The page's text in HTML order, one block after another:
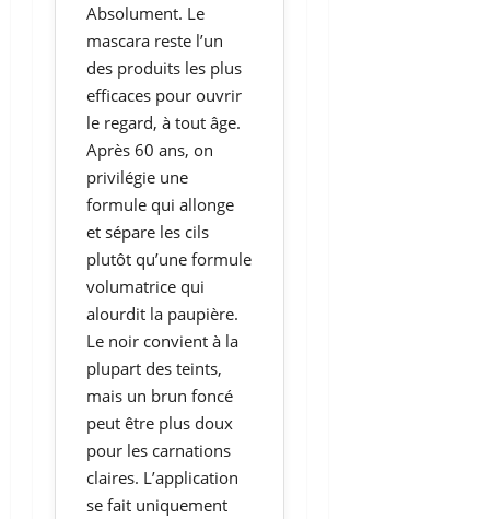
Absolument. Le
mascara reste l’un
des produits les plus
efficaces pour ouvrir
le regard, à tout âge.
Après 60 ans, on
privilégie une
formule qui allonge
et sépare les cils
plutôt qu’une formule
volumatrice qui
alourdit la paupière.
Le noir convient à la
plupart des teints,
mais un brun foncé
peut être plus doux
pour les carnations
claires. L’application
se fait uniquement